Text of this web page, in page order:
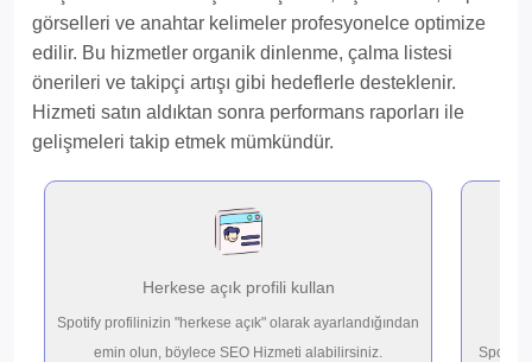
görselleri ve anahtar kelimeler profesyonelce optimize
edilir. Bu hizmetler organik dinlenme, çalma listesi
önerileri ve takipçi artışı gibi hedeflerle desteklenir.
Hizmeti satın aldıktan sonra performans raporları ile
gelişmeleri takip etmek mümkündür.
Herkese açık profili kullan
Spotify profilinizin "herkese açık" olarak ayarlandığından
emin olun, böylece SEO Hizmeti alabilirsiniz.
Spotify